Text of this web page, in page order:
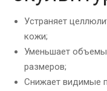
Устраняет
кожи;
Уменьшает
размеров;
Снижает видимые